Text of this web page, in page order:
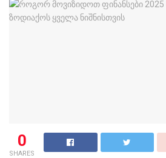
0
SHARES